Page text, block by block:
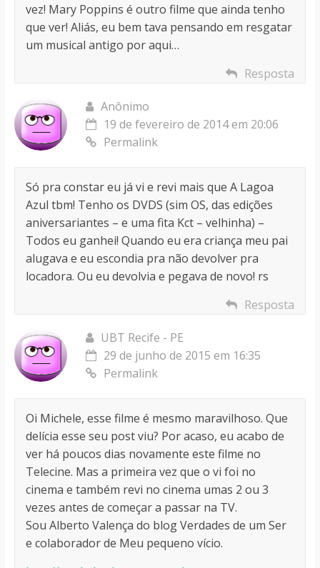
vez! Mary Poppins é outro filme que ainda tenho
que ver! Aliás, eu bem tava pensando em resgatar
um musical antigo por aqui…
Resposta
Anônimo
19 de fevereiro de 2014 em 20:06
Permalink
Só pra constar eu já vi e revi mais que A Lagoa
Azul tbm! Tenho os DVDS (sim OS, das edições
aniversariantes – e uma fita Kct – velhinha) –
Todos eu ganhei! Quando eu era criança meu pai
alugava e eu escondia pra não devolver pra
locadora. Ou eu devolvia e pegava de novo! rs
Resposta
UBT Recife - PE
29 de junho de 2015 em 16:35
Permalink
Oi Michele, esse filme é mesmo maravilhoso. Que
delícia esse seu post viu? Por acaso, eu acabo de
ver há poucos dias novamente este filme no
Telecine. Mas a primeira vez que o vi foi no
cinema e também revi no cinema umas 2 ou 3
vezes antes de começar a passar na TV.
Sou Alberto Valença do blog Verdades de um Ser
e colaborador de Meu pequeno vício.